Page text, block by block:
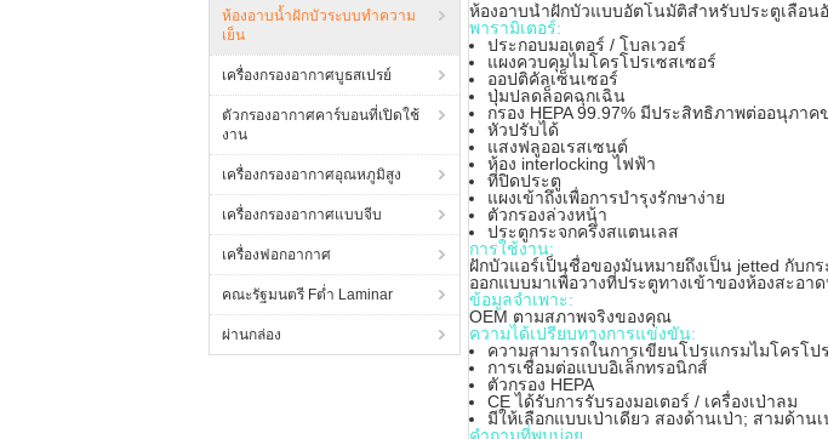
ห้องอาบน้ำฝักบัวระบบทำความ
เย็น
เครื่องกรองอากาศบูธสเปรย์
ตัวกรองอากาศคาร์บอนที่เปิดใช้
งาน
เครื่องกรองอากาศอุณหภูมิสูง
เครื่องกรองอากาศแบบจีบ
เครื่องฟอกอากาศ
คณะรัฐมนตรี Fต่ำ Laminar
ผ่านกล่อง
ห้องอาบน้ำฝักบัวแบบอัตโนมัติสำหรับประตูเลื่อ
พารามิเตอร์:
ประกอบมอเตอร์ / โบลเวอร์
แผงควบคุมไมโครโปรเซสเซอร์
ออปติคัลเซ็นเซอร์
ปุ่มปลดล็อคฉุกเฉิน
กรอง HEPA 99.97% มีประสิทธิภาพต่ออนุภา
หัวปรับได้
แสงฟลูออเรสเซนต์
ห้อง interlocking ไฟฟ้า
ที่ปิดประตู
แผงเข้าถึงเพื่อการบำรุงรักษาง่าย
ตัวกรองล่วงหน้า
ประตูกระจกครึ่งสแตนเลส
การใช้งาน:
ฝักบัวแอร์เป็นชื่อของมันหมายถึงเป็น jetted กับ
ออกแบบมาเพื่อวางที่ประตูทางเข้าของห้องสะอ
ข้อมูลจำเพาะ:
OEM ตามสภาพจริงของคุณ
ความได้เปรียบทางการแข่งขัน:
ความสามารถในการเขียนโปรแกรมไมโครโป
การเชื่อมต่อแบบอิเล็กทรอนิกส์
ตัวกรอง HEPA
CE ได้รับการรับรองมอเตอร์ / เครื่องเป่าลม
มีให้เลือกแบบเป่าเดียว สองด้านเป่า; สามด้านเ